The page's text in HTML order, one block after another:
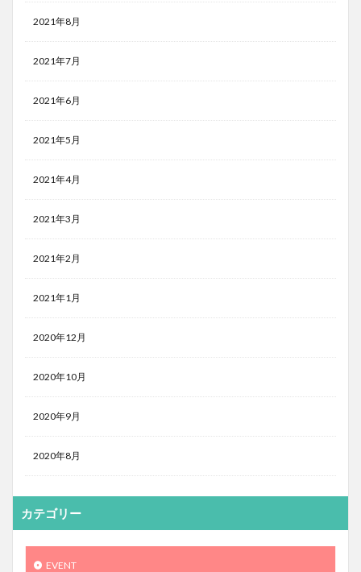
2021年8月
2021年7月
2021年6月
2021年5月
2021年4月
2021年3月
2021年2月
2021年1月
2020年12月
2020年10月
2020年9月
2020年8月
カテゴリー
EVENT